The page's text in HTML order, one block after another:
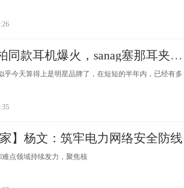
同款耳机爆火，sanag塞那耳夹式
乎今天算得上是明星品牌了，在短短的半年内，已经有多
】杨文：筑牢电力网络安全防线
点领域持续发力，聚焦核